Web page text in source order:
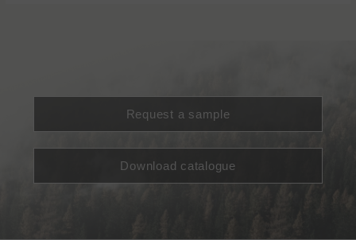
Request a sample
Download catalogue